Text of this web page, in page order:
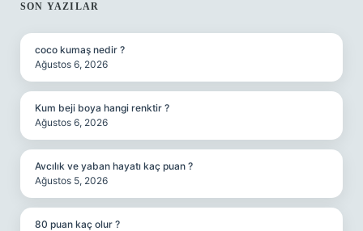
SIDEBAR
SON YAZILAR
coco kumaş nedir ?
Ağustos 6, 2026
Kum beji boya hangi renktir ?
Ağustos 6, 2026
Avcılık ve yaban hayatı kaç puan ?
Ağustos 5, 2026
80 puan kaç olur ?